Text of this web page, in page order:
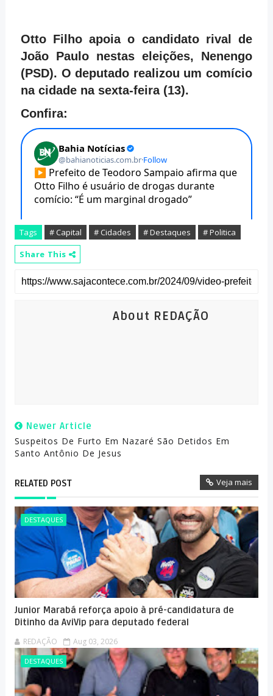
Otto Filho apoia o candidato rival de
João Paulo nestas eleições, Nenengo
(PSD). O deputado realizou um comício
na cidade na sexta-feira (13).
Confira:
Tags # Capital # Cidades # Destaques
# Politica
Share This
About REDAÇÃO
Newer Article
Suspeitos De Furto Em Nazaré São Detidos Em
Santo Antônio De Jesus
RELATED POST Veja mais
DESTAQUES
Junior Marabá reforça apoio à pré-candidatura de
Ditinho da AviVip para deputado federal
REDAÇÃO Aug 03, 2026
DESTAQUES